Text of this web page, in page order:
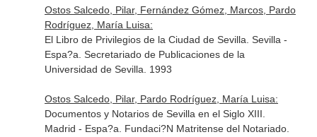
Ostos Salcedo, Pilar, Fernández Gómez, Marcos, Pardo
Rodríguez, María Luisa:
El Libro de Privilegios de la Ciudad de Sevilla. Sevilla -
Espa?a. Secretariado de Publicaciones de la
Universidad de Sevilla. 1993
Ostos Salcedo, Pilar, Pardo Rodríguez, María Luisa:
Documentos y Notarios de Sevilla en el Siglo XIII.
Madrid - Espa?a. Fundaci?N Matritense del Notariado.